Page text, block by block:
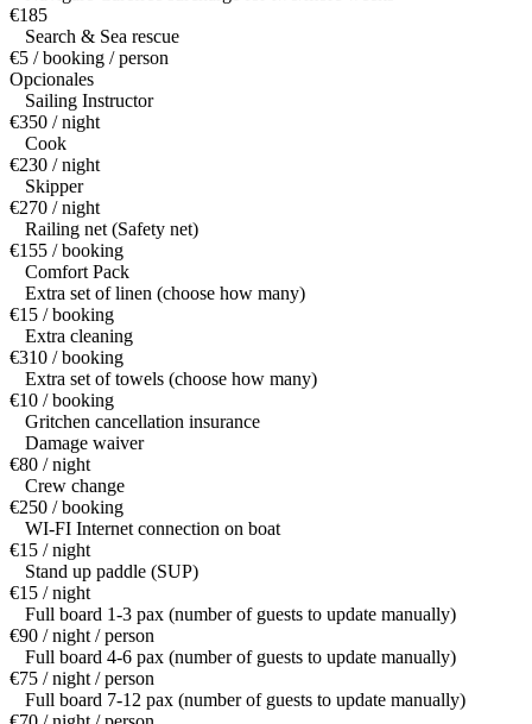
€185
Search & Sea rescue
€5 / booking / person
Opcionales
Sailing Instructor
€350 / night
Cook
€230 / night
Skipper
€270 / night
Railing net (Safety net)
€155 / booking
Comfort Pack
Extra set of linen (choose how many)
€15 / booking
Extra cleaning
€310 / booking
Extra set of towels (choose how many)
€10 / booking
Gritchen cancellation insurance
Damage waiver
€80 / night
Crew change
€250 / booking
WI-FI Internet connection on boat
€15 / night
Stand up paddle (SUP)
€15 / night
Full board 1-3 pax (number of guests to update manually)
€90 / night / person
Full board 4-6 pax (number of guests to update manually)
€75 / night / person
Full board 7-12 pax (number of guests to update manually)